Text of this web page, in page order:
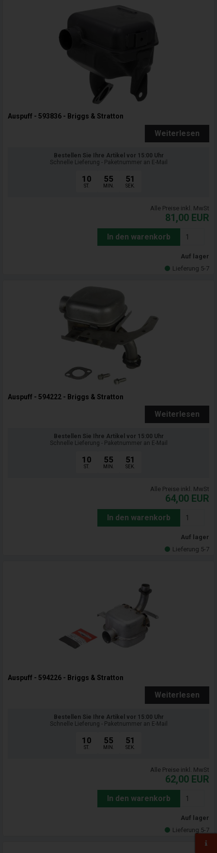
Auspuff - 593836 - Briggs & Stratton
Weiterlesen
Bestellen Sie Ihre Artikel vor 15:00 Uhr
Schnelle Lieferung - Paketnummer an E-Mail
10
ST.
55
MIN.
50
SEK.
Alle Preise inkl. MwSt
81,00 EUR
In den warenkorb
Auf lager
Lieferung 5-7
Auspuff - 594222 - Briggs & Stratton
Weiterlesen
Bestellen Sie Ihre Artikel vor 15:00 Uhr
Schnelle Lieferung - Paketnummer an E-Mail
10
ST.
55
MIN.
50
SEK.
Alle Preise inkl. MwSt
64,00 EUR
In den warenkorb
Auf lager
Lieferung 5-7
Auspuff - 594226 - Briggs & Stratton
Weiterlesen
Bestellen Sie Ihre Artikel vor 15:00 Uhr
Schnelle Lieferung - Paketnummer an E-Mail
10
ST.
55
MIN.
50
SEK.
Alle Preise inkl. MwSt
62,00 EUR
In den warenkorb
Auf lager
Lieferung 5-7